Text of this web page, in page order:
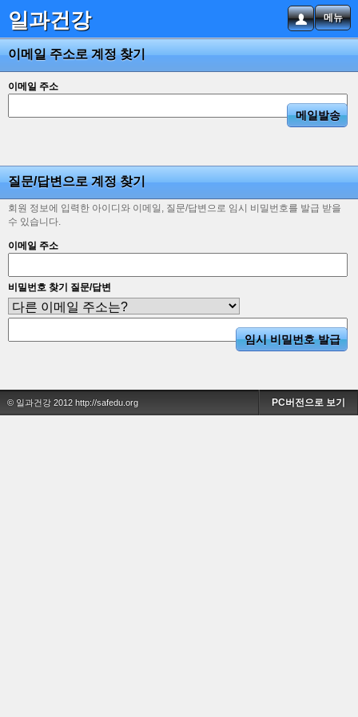
일과건강 메뉴
이메일 주소로 계정 찾기
이메일 주소
질문/답변으로 계정 찾기
회원 정보에 입력한 아이디와 이메일, 질문/답변으로 임시 비밀번호를 발급 받을
수 있습니다.
이메일 주소
비밀번호 찾기 질문/답변
© 일과건강 2012 http://safedu.org PC버전으로 보기